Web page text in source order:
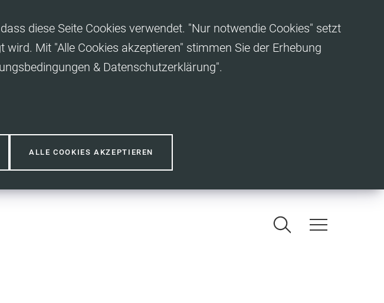
diese Seite Cookies verwendet. "Nur notwendie Cookies" setzt
Mit "Alle Cookies akzeptieren" stimmen Sie der Erhebung
& Datenschutzerklärung".
ALLE COOKIES AKZEPTIEREN